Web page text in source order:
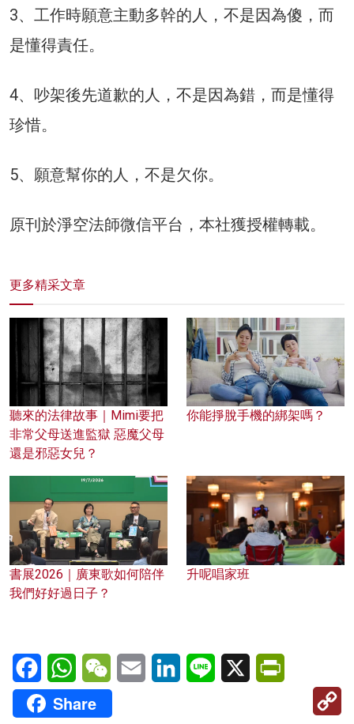
3、工作時願意主動多幹的人，不是因為傻，而
是懂得責任。
4、吵架後先道歉的人，不是因為錯，而是懂得
珍惜。
5、願意幫你的人，不是欠你。
原刊於淨空法師微信平台，本社獲授權轉載。
更多精采文章
聽來的法律故事｜Mimi要把
非常父母送進監獄 惡魔父母
還是邪惡女兒？
你能掙脫手機的綁架嗎？
書展2026｜廣東歌如何陪伴
我們好好過日子？
升呢唱家班
FacebookWhatsAppWeChatEmail LinkedInLine X
Share